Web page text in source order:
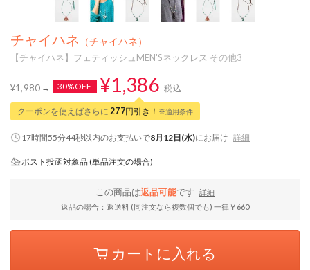
チャイハネ （チャイハネ）
【チャイハネ】フェティッシュMEN'Sネックレス その他3
¥1,980 30%OFF ¥1,386 税込
クーポンを使えばさらに 277円引き！ ※適用条件
17時間55分43秒以内のお支払いで8月12日(水)にお届け 詳細
ポスト投函対象品 (単品注文の場合)
この商品は返品可能です
詳細
返品の場合：返送料 (同注文なら複数個でも) 一律￥660
カートに入れる